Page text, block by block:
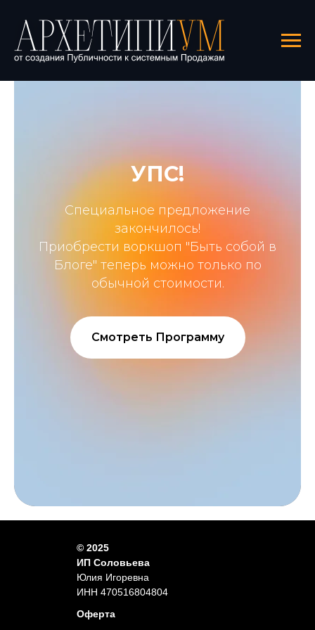
УПС!
Специальное предложение
закончилось!
Приобрести воркшоп "Быть собой в
Блоге" теперь можно только по
обычной стоимости.
Смотреть Программу
© 2025
ИП Соловьева
Юлия Игоревна
ИНН 470516804804
Оферта